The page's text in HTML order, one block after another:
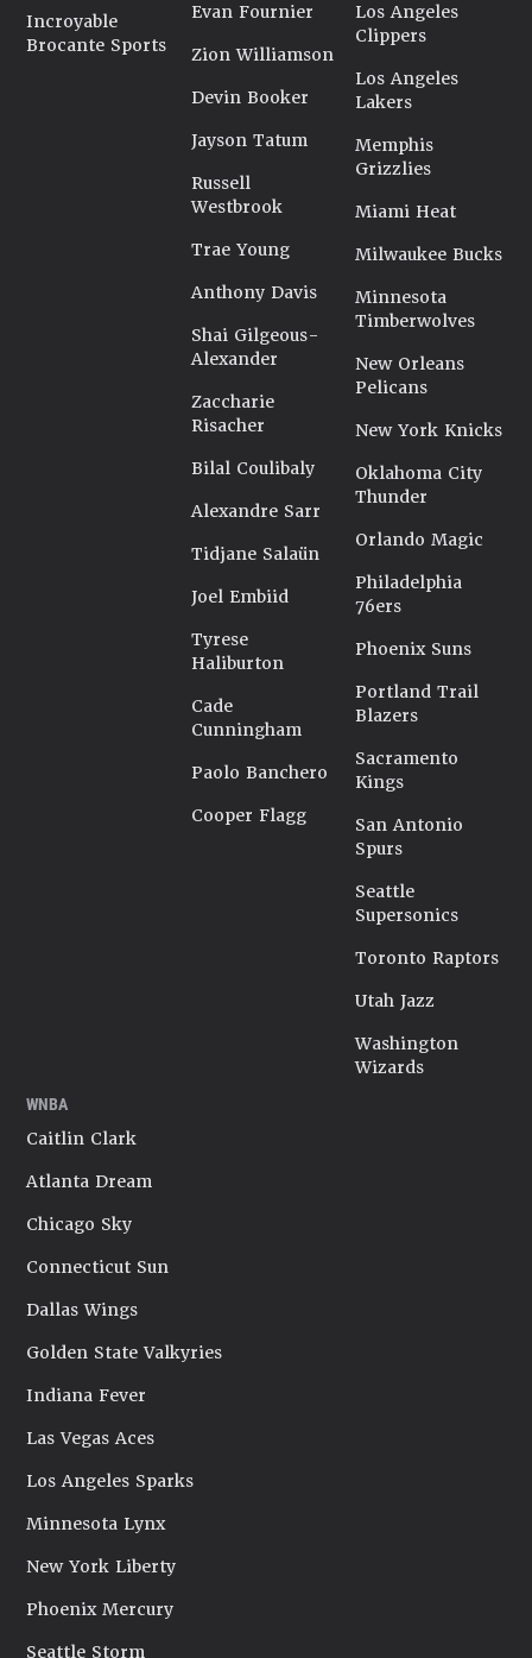
Incroyable
Brocante Sports
Evan Fournier
Zion Williamson
Devin Booker
Jayson Tatum
Russell
Westbrook
Trae Young
Anthony Davis
Shai Gilgeous-
Alexander
Zaccharie
Risacher
Bilal Coulibaly
Alexandre Sarr
Tidjane Salaün
Joel Embiid
Tyrese
Haliburton
Cade
Cunningham
Paolo Banchero
Cooper Flagg
Los Angeles
Clippers
Los Angeles
Lakers
Memphis
Grizzlies
Miami Heat
Milwaukee Bucks
Minnesota
Timberwolves
New Orleans
Pelicans
New York Knicks
Oklahoma City
Thunder
Orlando Magic
Philadelphia
76ers
Phoenix Suns
Portland Trail
Blazers
Sacramento
Kings
San Antonio
Spurs
Seattle
Supersonics
Toronto Raptors
Utah Jazz
Washington
Wizards
WNBA
Caitlin Clark
Atlanta Dream
Chicago Sky
Connecticut Sun
Dallas Wings
Golden State Valkyries
Indiana Fever
Las Vegas Aces
Los Angeles Sparks
Minnesota Lynx
New York Liberty
Phoenix Mercury
Seattle Storm